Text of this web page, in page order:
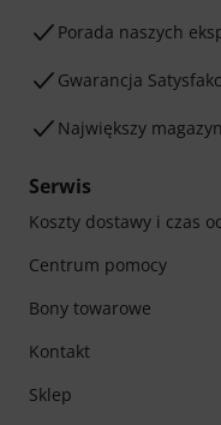
Porada naszych
Gwarancja
Największy
Serwis
Koszty dostawy i czas
Centrum pomocy
Bony towarowe
Kontakt
Sklep